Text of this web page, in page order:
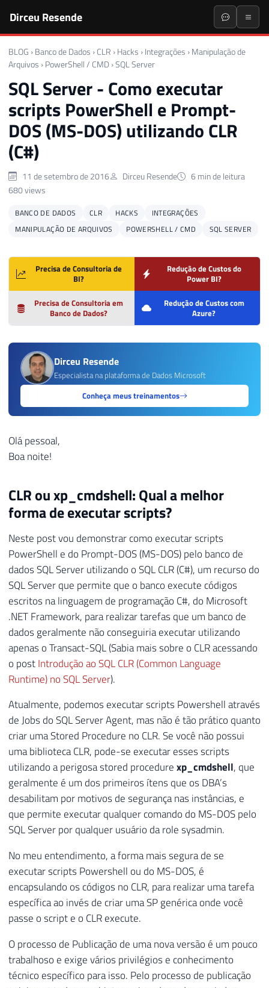
Dirceu Resende
BLOG › Banco de Dados › CLR › Hacks › Integrações › Manipulação de
Arquivos › PowerShell / CMD ›SQL Server
SQL Server - Como executar
scripts PowerShell e Prompt-
DOS (MS-DOS) utilizando CLR
(C#)
11 de setembro de 2016 Dirceu Resende
6 min de leitura
680 views
BANCO DE DADOS CLR HACKS
INTEGRAÇÕES
MANIPULAÇÃO DE ARQUIVOS
POWERSHELL / CMD SQL SERVER
Precisa de Consultoria de
BI?
Redução de Custos do
Power BI?
Precisa de Consultoria em
Banco de Dados?
Redução de Custos com
Azure?
Dirceu Resende
Especialista na plataforma de Dados Microsoft
Conheça meus treinamentos
Olá pessoal,
Boa noite!
CLR ou xp_cmdshell: Qual a melhor
forma de executar scripts?
Neste post vou demonstrar como executar scripts
PowerShell e do Prompt-DOS (MS-DOS) pelo banco de
dados SQL Server utilizando o SQL CLR (C#), um recurso do
SQL Server que permite que o banco execute códigos
escritos na linguagem de programação C#, do Microsoft
.NET Framework, para realizar tarefas que um banco de
dados geralmente não conseguiria executar utilizando
apenas o Transact-SQL (Sabia mais sobre o CLR acessando
o postIntrodução ao SQL CLR (Common Language
Runtime) no SQL Server).
Atualmente, podemos executar scripts Powershell através
de Jobs do SQL Server Agent, mas não é tão prático quanto
criar uma Stored Procedure no CLR. Se você não possui
uma biblioteca CLR, pode-se executar esses scripts
utilizando a perigosa stored procedurexp_cmdshell, que
geralmente é um dos primeiros ítens que os DBA’s
desabilitam por motivos de segurança nas instâncias, e
que permite executar qualquer comando do MS-DOS pelo
SQL Server por qualquer usuário da role sysadmin.
No meu entendimento, a forma mais segura de se
executar scripts Powershell ou do MS-DOS, é
encapsulando os códigos no CLR, para realizar uma tarefa
específica ao invés de criar uma SP genérica onde você
passe o script e o CLR execute.
O processo de Publicação de uma nova versão é um pouco
trabalhoso e exige vários privilégios e conhecimento
técnico específico para isso. Pelo processo de publicação